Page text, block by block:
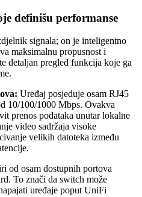
definišu performanse
signala; on je inteligentno
maksimalnu propusnost i
detaljan pregled funkcija koje ga
Uređaj posjeduje osam RJ45
10/100/1000 Mbps. Ovakva
prenos podataka unutar lokalne
video sadržaja visoke
velikih datoteka između
od osam dostupnih portova
To znači da switch može
uređaje poput UniFi